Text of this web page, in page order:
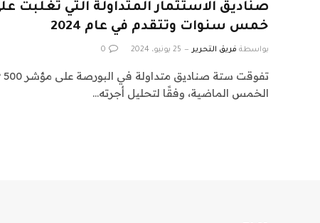
خمس سنوات وتتقدم في عام 2024
بواسطة فريق التحرير 25 يونيو، 2024 0
الخمس الماضية، وفقًا لتحليل أجرته…